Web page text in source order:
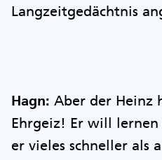
Langzeitgedächtnis
Hagn: Aber der Heinz
Ehrgeiz! Er will
er vieles schneller als